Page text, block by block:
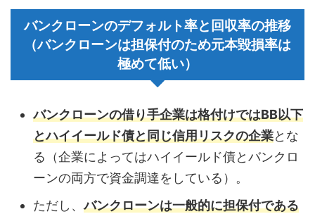
バンクローンのデフォルト率と回収率の推移
（バンクローンは担保付のため元本毀損率は
極めて低い）
バンクローンの借り手企業は格付けではBB以下
とハイイールド債と同じ信用リスクの企業とな
る（企業によってはハイイールド債とバンクロ
ーンの両方で資金調達をしている）。
ただし、バンクローンは一般的に担保付である